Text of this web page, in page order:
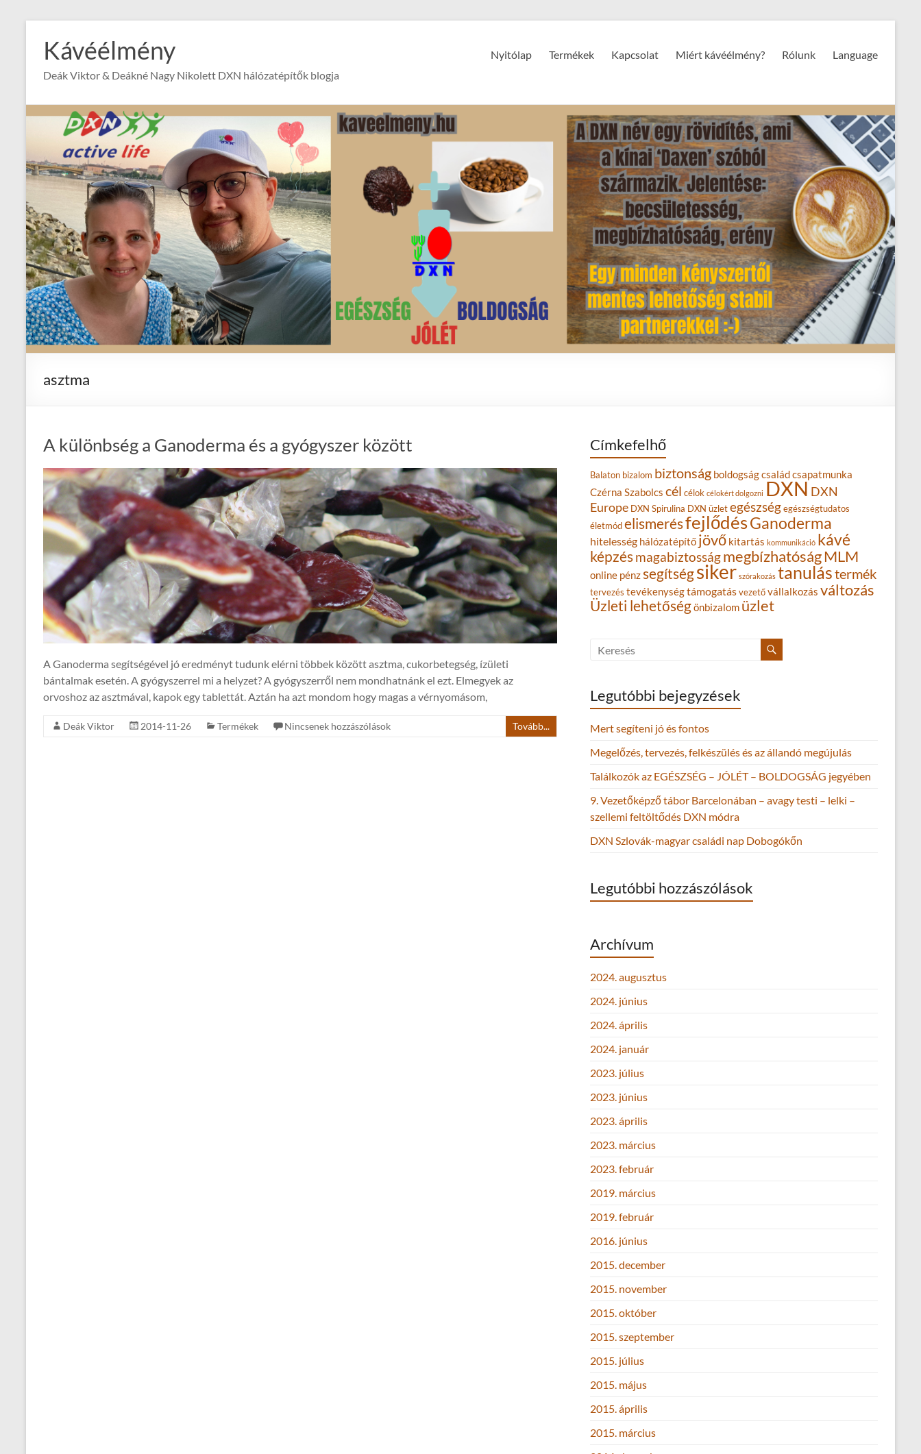
content
Kávéélmény
Deák Viktor & Deákné Nagy Nikolett DXN hálózatépítők blogja
Nyitólap Termékek Kapcsolat Miért kávéélmény? Rólunk Language
asztma
A különbség a Ganoderma és a gyógyszer között
A Ganoderma segítségével jó eredményt tudunk elérni többek között asztma, cukorbetegség, ízületi
bántalmak esetén. A gyógyszerrel mi a helyzet? A gyógyszerről nem mondhatnánk el ezt. Elmegyek az
orvoshoz az asztmával, kapok egy tablettát. Aztán ha azt mondom hogy magas a vérnyomásom,
Deák Viktor 2014-11-26 Termékek Nincsenek hozzászólások Tovább...
Címkefelhő
Balaton bizalom biztonság boldogságcsaládcsapatmunka
Czérna Szabolcs cél célok célokért dolgozni DXNDXN
Europe DXN Spirulina DXN üzletegészségegészségtudatos
életmódelismerésfejlődésGanoderma
hitelesség hálózatépítő jövő kitartás kommunikáció kávé
képzésmagabiztosságmegbízhatóságMLM
online pénzsegítségsiker szórakozás tanulástermék
tervezés tevékenységtámogatásvezetővállalkozás változás
Üzleti lehetőségönbizalom üzlet
Legutóbbi bejegyzések
Mert segíteni jó és fontos
Megelőzés, tervezés, felkészülés és az állandó megújulás
Találkozók az EGÉSZSÉG – JÓLÉT – BOLDOGSÁG jegyében
9. Vezetőképző tábor Barcelonában – avagy testi – lelki –
szellemi feltöltődés DXN módra
DXN Szlovák-magyar családi nap Dobogókőn
Legutóbbi hozzászólások
Archívum
2024. augusztus
2024. június
2024. április
2024. január
2023. július
2023. június
2023. április
2023. március
2023. február
2019. március
2019. február
2016. június
2015. december
2015. november
2015. október
2015. szeptember
2015. július
2015. május
2015. április
2015. március